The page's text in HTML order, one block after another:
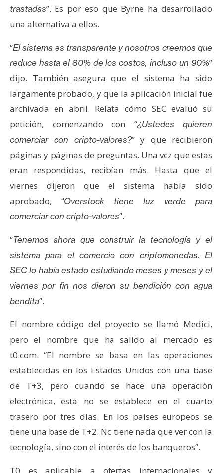
t
h
r
e
u
I
A
A
n
l
i
i
s
N
o
a
s
d
P
r
e
n
a
trastadas”. Es por eso que Byrne ha desarrollado
una alternativa a ellos.
“El sistema es transparente y nosotros creemos que
reduce hasta el 80% de los costos, incluso un 90%”
dijo. También asegura que el sistema ha sido
largamente probado, y que la aplicación inicial fue
archivada en abril. Relata cómo SEC evaluó su
petición, comenzando con “¿Ustedes quieren
comerciar con cripto-valores?” y que recibieron
páginas y páginas de preguntas. Una vez que estas
eran respondidas, recibían más. Hasta que el
viernes dijeron que el sistema había sido
aprobado, “Overstock tiene luz verde para
comerciar con cripto-valores”.
“Tenemos ahora que construir la tecnología y el
sistema para el comercio con criptomonedas. El
SEC lo había estado estudiando meses y meses y el
viernes por fin nos dieron su bendición con agua
bendita”.
El nombre código del proyecto se llamó Medici,
pero el nombre que ha salido al mercado es
t0.com. “El nombre se basa en las operaciones
establecidas en los Estados Unidos con una base
de T+3, pero cuando se hace una operación
electrónica, esta no se establece en el cuarto
trasero por tres días. En los países europeos se
tiene una base de T+2. No tiene nada que ver con la
tecnología, sino con el interés de los banqueros”.
T0 es aplicable a ofertas internacionales y